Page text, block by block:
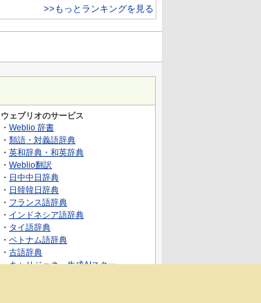
>>もっとランキングを見る
ウェブリオのサービス
・ Weblio 辞書
・ 類語・対義語辞典
・ 英和辞典・和英辞典
・ Weblio翻訳
・ 日中中日辞典
・ 日韓韓日辞典
・ フランス語辞典
・ インドネシア語辞典
・ タイ語辞典
・ ベトナム語辞典
・ 古語辞典
・キャリジェネ～生成AIスクー